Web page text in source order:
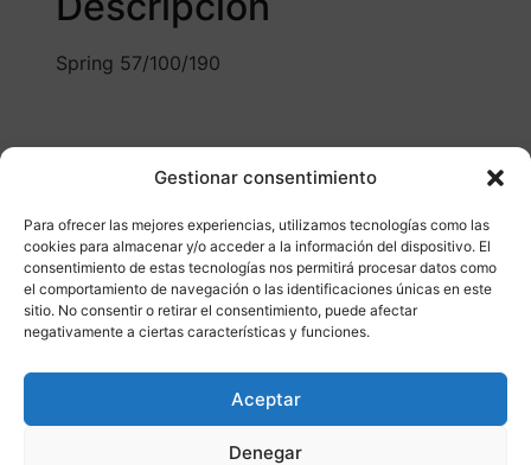
Gestionar consentimiento
Para ofrecer las mejores experiencias, utilizamos tecnologías como las
cookies para almacenar y/o acceder a la información del dispositivo. El
consentimiento de estas tecnologías nos permitirá procesar datos como
el comportamiento de navegación o las identificaciones únicas en este
sitio. No consentir o retirar el consentimiento, puede afectar
negativamente a ciertas características y funciones.
Aceptar
Denegar
Spring 57/100/190
Otros productos
DISPONIBLE ENVÍO GRATIS 24/48H